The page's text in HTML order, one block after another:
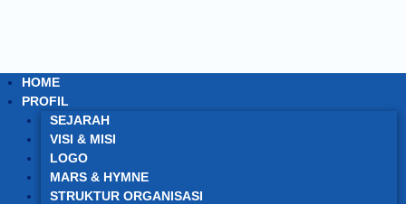
HOME
PROFIL
SEJARAH
VISI & MISI
LOGO
MARS & HYMNE
STRUKTUR ORGANISASI